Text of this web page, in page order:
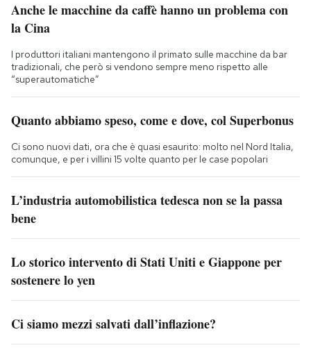
Anche le macchine da caffè hanno un problema con
la Cina
I produttori italiani mantengono il primato sulle macchine da bar
tradizionali, che però si vendono sempre meno rispetto alle
“superautomatiche”
Quanto abbiamo speso, come e dove, col Superbonus
Ci sono nuovi dati, ora che è quasi esaurito: molto nel Nord Italia,
comunque, e per i villini 15 volte quanto per le case popolari
L’industria automobilistica tedesca non se la passa
bene
Lo storico intervento di Stati Uniti e Giappone per
sostenere lo yen
Ci siamo mezzi salvati dall’inflazione?